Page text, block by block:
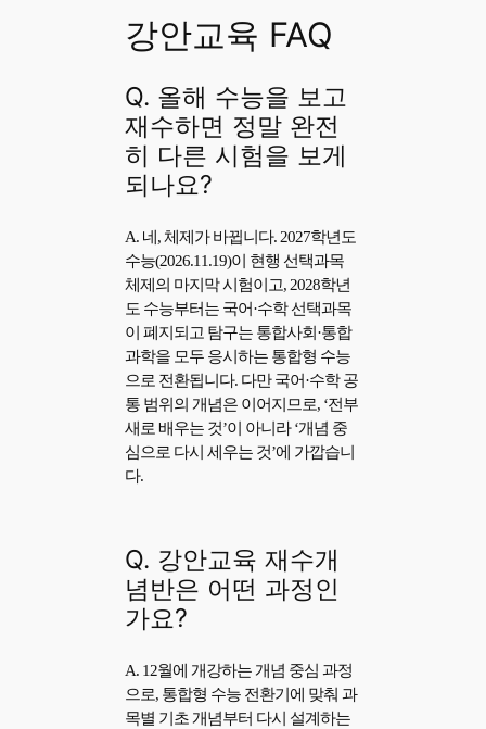
강안교육 FAQ
Q. 올해 수능을 보고
재수하면 정말 완전
히 다른 시험을 보게
되나요?
A. 네, 체제가 바뀝니다. 2027학년도
수능(2026.11.19)이 현행 선택과목
체제의 마지막 시험이고, 2028학년
도 수능부터는 국어·수학 선택과목
이 폐지되고 탐구는 통합사회·통합
과학을 모두 응시하는 통합형 수능
으로 전환됩니다. 다만 국어·수학 공
통 범위의 개념은 이어지므로, ‘전부
새로 배우는 것’이 아니라 ‘개념 중
심으로 다시 세우는 것’에 가깝습니
다.
Q. 강안교육 재수개
념반은 어떤 과정인
가요?
A. 12월에 개강하는 개념 중심 과정
으로, 통합형 수능 전환기에 맞춰 과
목별 기초 개념부터 다시 설계하는